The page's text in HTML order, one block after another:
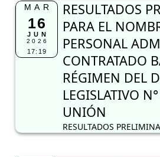
MAR
16
JUN
2026
17:19
RESULTADOS
PARA EL
PERSONAL
CONTRATADO
RÉGIMEN DEL
LEGISLATIVO
UNIÓN
RESULTADOS